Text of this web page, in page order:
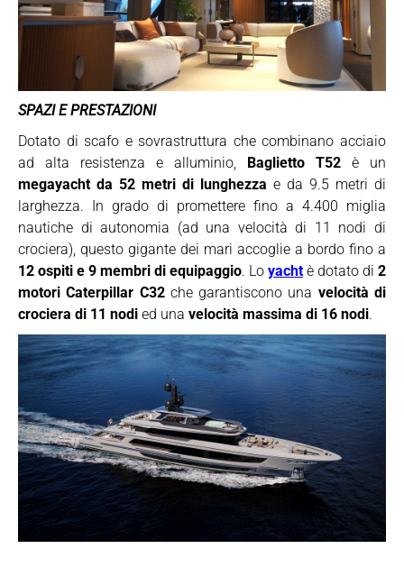
SPAZI E PRESTAZIONI
Dotato di scafo e sovrastruttura che combinano acciaio
ad alta resistenza e alluminio, Baglietto T52 è un
megayacht da 52 metri di lunghezza e da 9.5 metri di
larghezza. In grado di promettere fino a 4.400 miglia
nautiche di autonomia (ad una velocità di 11 nodi di
crociera), questo gigante dei mari accoglie a bordo fino a
12 ospiti e 9 membri di equipaggio. Lo yachtè dotato di 2
motori Caterpillar C32 che garantiscono una velocità di
crociera di 11 nodi ed una velocità massima di 16 nodi.